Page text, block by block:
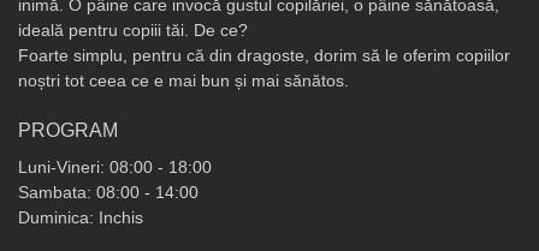
inimă. O pâine care invocă gustul copilăriei, o pâine sănătoasă,
ideală pentru copiii tăi. De ce?
Foarte simplu, pentru că din dragoste, dorim să le oferim copiilor
noștri tot ceea ce e mai bun și mai sănătos.
PROGRAM
Luni-Vineri: 08:00 - 18:00
Sambata: 08:00 - 14:00
Duminica: Inchis